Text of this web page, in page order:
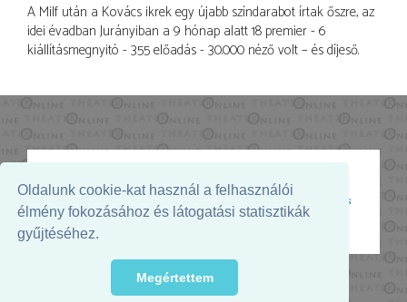
Oldalunk cookie-kat használ a felhasználói
élmény fokozásához és látogatási statisztikák
gyűjtéséhez.
Megértettem
A Milf után a Kovács ikrek egy újabb színdarabot írtak őszre, az
idei évadban Jurányiban a 9 hónap alatt 18 premier - 6
kiállításmegnyitó - 355 előadás - 30.000 néző volt – és díjeső.
Az oldal megjelenését támogatja:
© 2026. - THEATER Online -theater.hu